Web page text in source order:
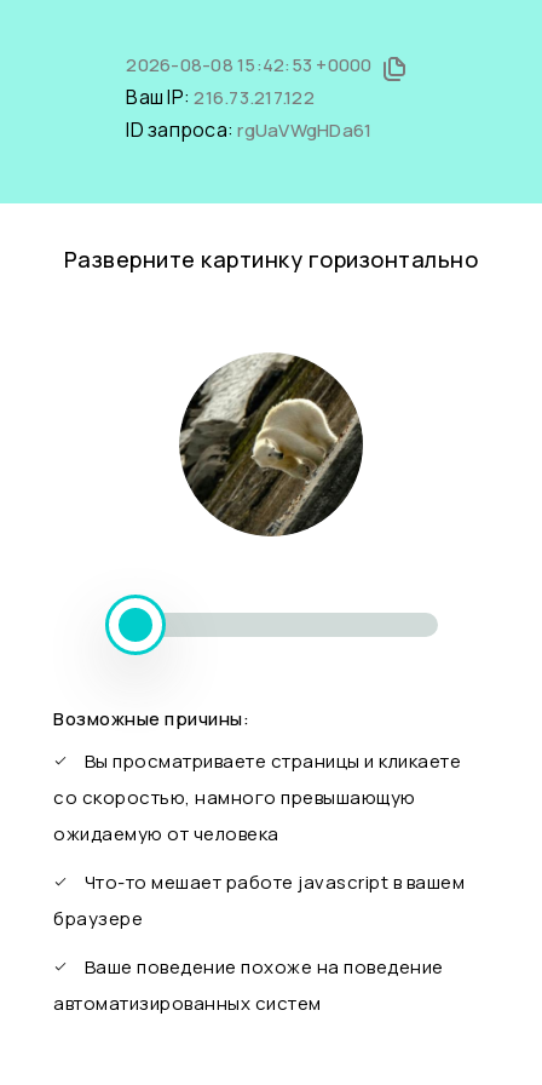
2026-08-08 15:42:53 +0000
Ваш IP:216.73.217.122
ID запроса:rgUaVWgHDa61
Разверните картинку горизонтально
Возможные причины:
Вы просматриваете страницы и кликаете
со скоростью, намного превышающую
ожидаемую от человека
Что-то мешает работе javascript в вашем
браузере
Ваше поведение похоже на поведение
автоматизированных систем